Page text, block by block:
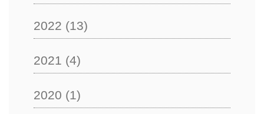
2022 (13)
2021 (4)
2020 (1)